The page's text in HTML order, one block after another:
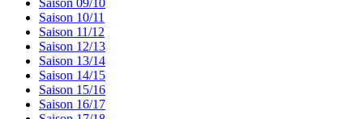
Saison 10/11
Saison 11/12
Saison 12/13
Saison 13/14
Saison 14/15
Saison 15/16
Saison 16/17